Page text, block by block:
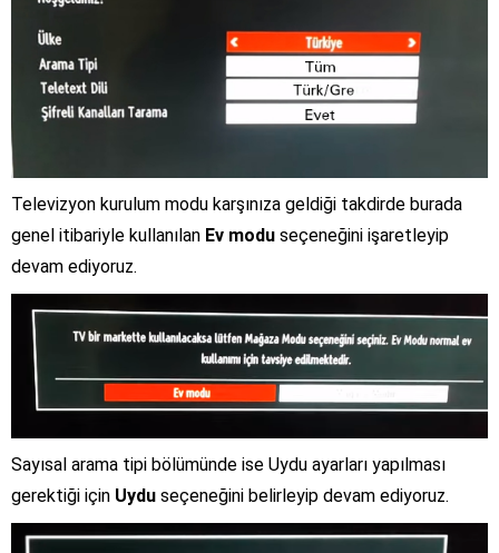
Televizyon kurulum modu karşınıza geldiği takdirde burada
genel itibariyle kullanılan Ev modu seçeneğini işaretleyip
devam ediyoruz.
Sayısal arama tipi bölümünde ise Uydu ayarları yapılması
gerektiği için Uydu seçeneğini belirleyip devam ediyoruz.